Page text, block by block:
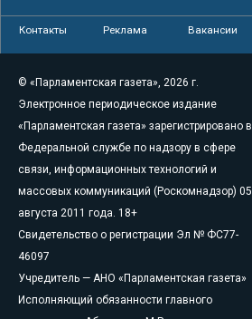
Контакты Реклама Вакансии
© «Парламентская газета», 2026 г.
Электронное периодическое издание
«Парламентская газета» зарегистрировано в
Федеральной службе по надзору в сфере
связи, информационных технологий и
массовых коммуникаций (Роскомнадзор) 05
августа 2011 года. 18+
Свидетельство о регистрации Эл № ФС77-
46097
Учредитель — АНО «Парламентская газета»
Исполняющий обязанности главного